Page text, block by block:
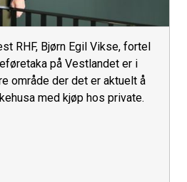
RHF, Bjørn Egil Vikse, fortel
på Vestlandet er i
område der det er aktuelt å
med kjøp hos private.